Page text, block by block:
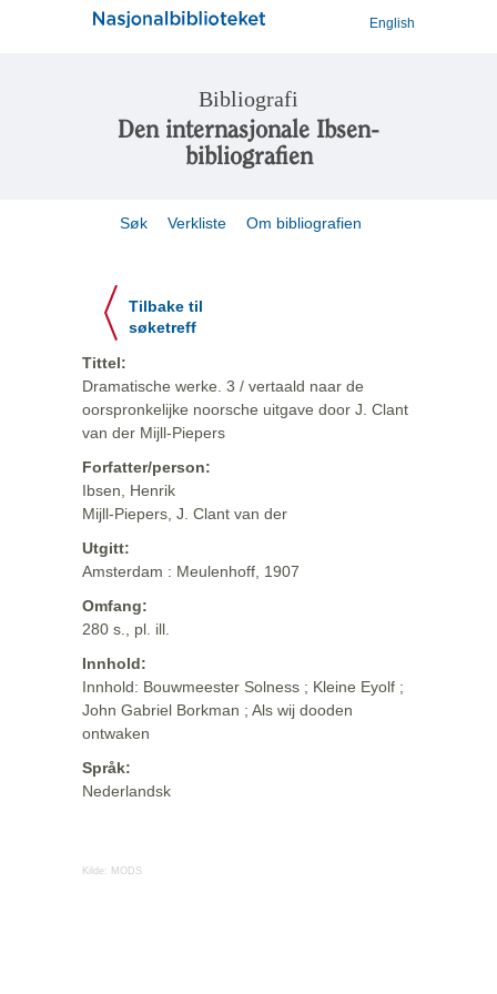
English
Bibliografi
Den internasjonale Ibsen-
bibliografien
Søk Verkliste Om bibliografien
Tilbake til
søketreff
Tittel:
Dramatische werke. 3 / vertaald naar de
oorspronkelijke noorsche uitgave door J. Clant
van der Mijll-Piepers
Forfatter/person:
Ibsen, Henrik
Mijll-Piepers, J. Clant van der
Utgitt:
Amsterdam : Meulenhoff, 1907
Omfang:
280 s., pl. ill.
Innhold:
Innhold: Bouwmeester Solness ; Kleine Eyolf ;
John Gabriel Borkman ; Als wij dooden
ontwaken
Språk:
Nederlandsk
Kilde: MODS